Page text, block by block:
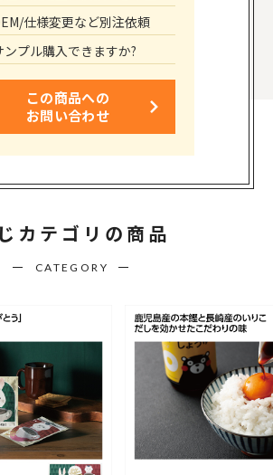
仕様変更など別注依頼
ンプル購入できますか?
この商品への
お問い合わせ
カテゴリの商品
CATEGORY